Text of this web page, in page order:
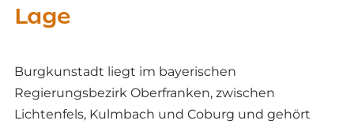
Lage
Burgkunstadt liegt im bayerischen
Regierungsbezirk Oberfranken, zwischen
Lichtenfels, Kulmbach und Coburg und gehört